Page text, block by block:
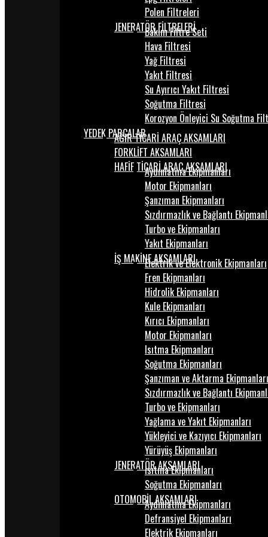
Polen Filtreleri
JENERATÖR FİLTRELERİ
Bakım Filtre Seti
Hava Filtresi
Yağ Filtresi
Yakıt Filtresi
Su Ayırıcı Yakıt Filtresi
Soğutma Filtresi
Korozyon Önleyici Su Soğutma
YEDEK PARÇALARAĞIR TİCARİ ARAÇ AKSAMLARI
FORKLİFT AKSAMLARI
HAFİF TİCARİ ARAÇ AKSAMLARI
Aydınlatma Ekipmanları
Motor Ekipmanları
Şanzıman Ekipmanları
Sızdırmazlık ve Bağlantı
Turbo ve Ekipmanları
Yakıt Ekipmanları
İŞ MAKİNE AKSAMLARI
Elektrik ve Elektronik Ekipmanları
Fren Ekipmanları
Hidrolik Ekipmanları
Kule Ekipmanları
Kırıcı Ekipmanları
Motor Ekipmanları
Isıtma Ekipmanları
Soğutma Ekipmanları
Şanzıman ve Aktarma Ekipmanları
Sızdırmazlık ve Bağlantı
Turbo ve Ekipmanları
Yağlama ve Yakıt Ekipmanları
Yükleyici ve Kazıyıcı Ekipmanları
Yürüyüş Ekipmanları
JENERATÖR AKSAMLARI
Isıtma Ekipmanları
Soğutma Ekipmanları
OTOMOBİL AKSAMLARI
Aydınlatma Ekipmanları
Defransiyel Ekipmanları
Elektrik Ekipmanları